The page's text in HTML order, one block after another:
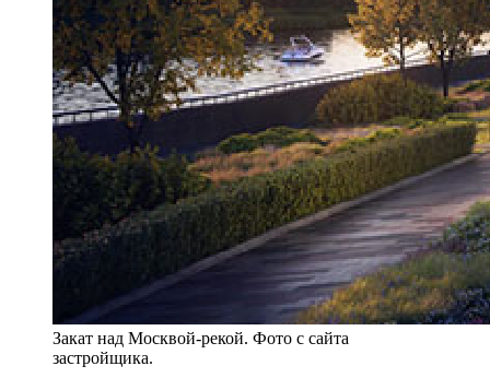
Закат над Москвой-рекой. Фото с сайта
застройщика.